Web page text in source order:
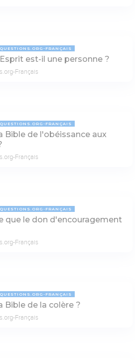
FRANÇAIS
est-il une personne ?
Français
FRANÇAIS
Bible de l'obéissance aux
Français
FRANÇAIS
que le don d'encouragement
Français
FRANÇAIS
Bible de la colère ?
Français